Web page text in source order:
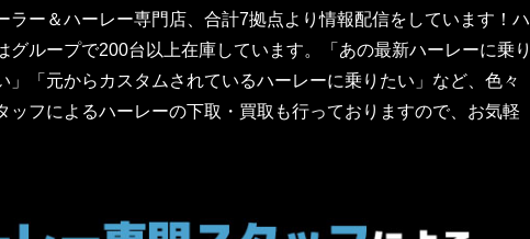
ー＆ハーレー専門店、合計7拠点より情報配信をしています！ハ
ループで200台以上在庫しています。「あの最新ハーレーに乗り
「元からカスタムされているハーレーに乗りたい」など、色々
フによるハーレーの下取・買取も行っておりますので、お気軽